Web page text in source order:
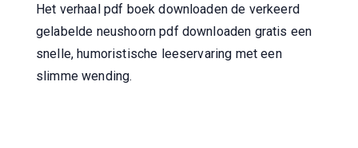
Het verhaal pdf boek downloaden de verkeerd
gelabelde neushoorn pdf downloaden gratis een
snelle, humoristische leeservaring met een
slimme wending.